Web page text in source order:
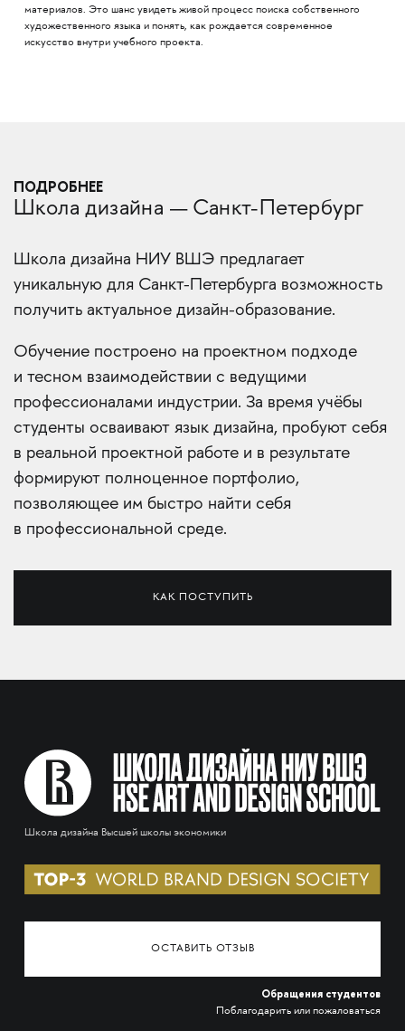
материалов. Это шанс увидеть живой процесс поиска собственного
художественного языка и понять, как рождается современное
искусство внутри учебного проекта.
ПОДРОБНЕЕ
Школа дизайна — Санкт-Петербург
Школа дизайна НИУ ВШЭ предлагает
уникальную для Санкт-Петербурга возможность
получить актуальное дизайн-образование.
Обучение построено на проектном подходе
и тесном взаимодействии с ведущими
профессионалами индустрии. За время учёбы
студенты осваивают язык дизайна, пробуют себя
в реальной проектной работе и в результате
формируют полноценное портфолио,
позволяющее им быстро найти себя
в профессиональной среде.
КАК ПОСТУПИТЬ
Школа дизайна Высшей школы экономики
ОСТАВИТЬ ОТЗЫВ
Обращения студентов
Поблагодарить или пожаловаться